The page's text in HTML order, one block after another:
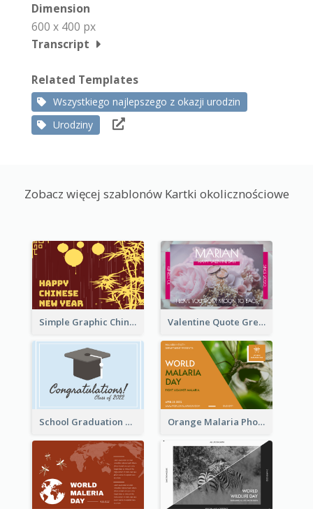
Dimension
600 x 400 px
Transcript
Related Templates
Wszystkiego najlepszego z okazji urodzin
Urodziny
Zobacz więcej szablonów Kartki okolicznościowe
Simple Graphic Chinese New Year In Red And Yellow Valentine Quote Greeting Card
School Graduation Celebration Card Orange Malaria Photo World Malaria Day Greeting Card